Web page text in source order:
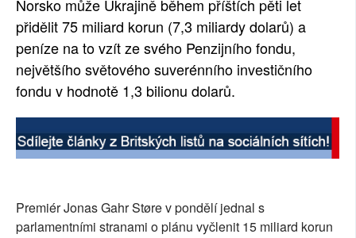
SOCIÁLNÍ SÍTĚ
RUBRIKY
PLNÁ VERZE STRÁNEK
Norsko může Ukrajině během příštích pěti let
přidělit 75 miliard korun (7,3 miliardy dolarů) a
peníze na to vzít ze svého Penzijního fondu,
největšího světového suverénního investičního
fondu v hodnotě 1,3 bilionu dolarů.
Premiér Jonas Gahr Støre v pondělí jednal s
parlamentními stranami o plánu vyčlenit 15 miliard korun